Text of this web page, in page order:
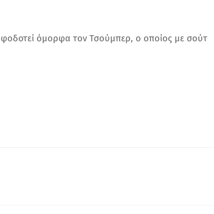
όμορφα τον Τσούμπερ, ο οποίος με σούτ